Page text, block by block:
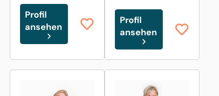
Profil
ansehen
Profil
ansehen